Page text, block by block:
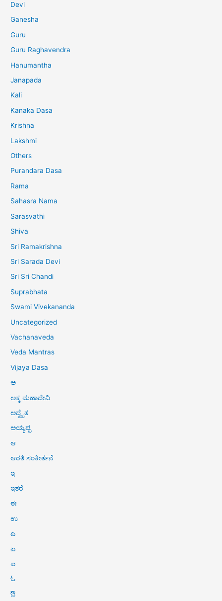
Devi
Ganesha
Guru
Guru Raghavendra
Hanumantha
Janapada
Kali
Kanaka Dasa
Krishna
Lakshmi
Others
Purandara Dasa
Rama
Sahasra Nama
Sarasvathi
Shiva
Sri Ramakrishna
Sri Sarada Devi
Sri Sri Chandi
Suprabhata
Swami Vivekananda
Uncategorized
Vachanaveda
Veda Mantras
Vijaya Dasa
ಅ
ಅಕ್ಕ ಮಹಾದೇವಿ
ಅದ್ವೈತ
ಅಯ್ಯಪ್ಪ
ಆ
ಆರತಿ ಸಂಕೀರ್ತನೆ
ಇ
ಇತರೆ
ಈ
ಉ
ಎ
ಏ
ಐ
ಓ
ಔ